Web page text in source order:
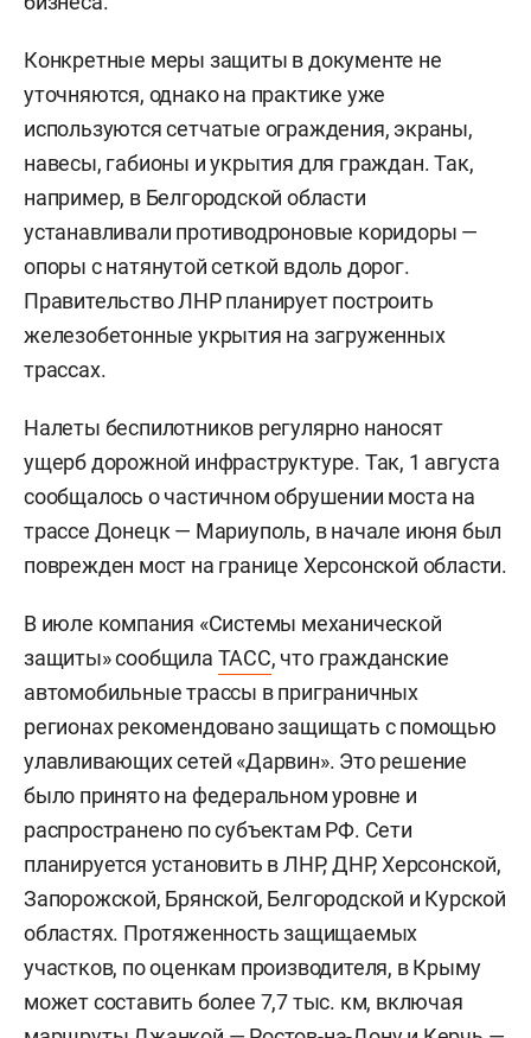
Конкретные меры защиты в документе не
уточняются, однако на практике уже
используются сетчатые ограждения, экраны,
навесы, габионы и укрытия для граждан. Так,
например, в Белгородской области
устанавливали противодроновые коридоры —
опоры с натянутой сеткой вдоль дорог.
Правительство ЛНР планирует построить
железобетонные укрытия на загруженных
трассах.
Налеты беспилотников регулярно наносят
ущерб дорожной инфраструктуре. Так, 1 августа
сообщалось о частичном обрушении моста на
трассе Донецк — Мариуполь, в начале июня был
поврежден мост на границе Херсонской области.
В июле компания «Системы механической
защиты» сообщила ТАСС, что гражданские
автомобильные трассы в приграничных
регионах рекомендовано защищать с помощью
улавливающих сетей «Дарвин». Это решение
было принято на федеральном уровне и
распространено по субъектам РФ. Сети
планируется установить в ЛНР, ДНР, Херсонской,
Запорожской, Брянской, Белгородской и Курской
областях. Протяженность защищаемых
участков, по оценкам производителя, в Крыму
может составить более 7,7 тыс. км, включая